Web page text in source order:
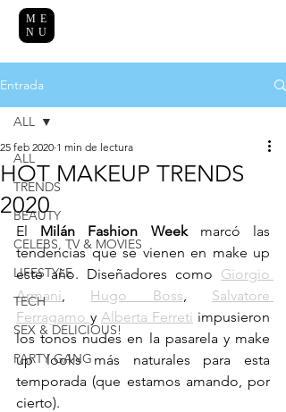
ME
NU
Entrada
ALL
TRENDS
BEAUTY
CELEBS, TV & MOVIES
LIFESTYLE
TECH
SEX & DELICIOUS!
PARTY GANG
ALL
HOT MAKEUP TRENDS
2020
25 feb 2020 1 min de lectura
El Milán Fashion Week marcó las
tendencias que se vienen en make up
este año. Diseñadores como Giorgio
Armani, Hugo Boss, Salvatore
Ferragamo y Alberta Ferreti impusieron
los tonos nudes en la pasarela y make
up looks más naturales para esta
temporada (que estamos amando, por
cierto).